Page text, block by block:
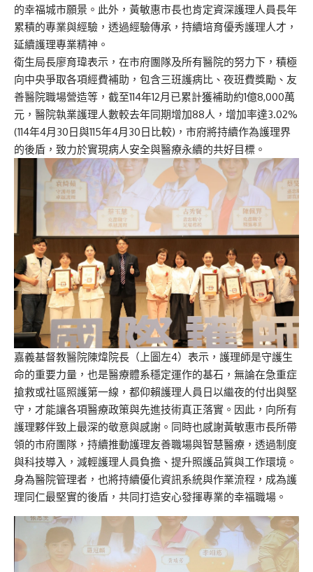
的幸福城市願景。 此外， 黃敏惠市長也肯定資深護理人員長年
累積的專業與經驗，透過經驗傳承，持續培育優秀護理人才，
延續護理專業精神。
衛生局長廖育瑋表示，在市府團隊及所有醫院的努力下， 積極
向中央爭取各項經費補助，包含三班護病比 、夜班費獎勵、友
善醫院職場營造等，截至114年12月已累計獲補助約1億8,000萬
元，醫院執業護理人數較去年同期增加88人，增加率達3.02%
(114年4月30日與115年4月30日比較)，市府將持續作為護理界
的後盾，致力於實現病人安全與醫療永續的共好目標 。
嘉義基督教醫院陳煒院長（上圖左4）表示， 護理師是守護生
命的重要力量，也是醫療體系穩定運作的基石，無論在急重症
搶救或社區照護第一線，都仰賴護理人員日以繼夜的付出與堅
守，才能讓各項醫療政策與先進技術真正落實。因此，向所有
護理夥伴致上最深的敬意與感謝。 同時也感謝黃敏惠市長所帶
領的市府團隊，持續推動護理友善職場與智慧醫療，透過制度
與科技導入，減輕護理人員負擔、提升照護品質與工作環境。
身為醫院管理者，也將持續優化資訊系統與作業流程，成為護
理同仁最堅實的後盾，共同打造安心發揮專業的幸福職場。